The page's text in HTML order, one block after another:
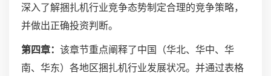
深入了解捆扎机行业竞争态势制定合理的竞争策略，
并做出正确投资判断。
第四章： 该章节重点阐释了中国（华北、华中、华
南、华东）各地区捆扎机行业发展状况。并通过表格